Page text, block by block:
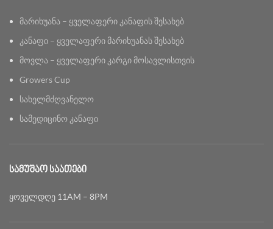
მარიხუანა – ყველაფერი კანაფის შესახებ
კანაფი – ყველაფერი მარიხუანას შესახებ
მოვლა – ყველაფერი კარგი მოსავლისთვის
Growers Cup
სახელმძღვანელო
სამედიცინო კანაფი
ᲡᲐᲛᲣᲨᲐᲝ ᲡᲐᲐᲗᲔᲑᲘ
ყოველდღე 11AM – 8PM